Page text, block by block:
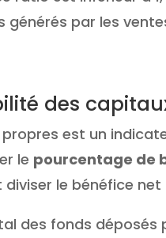
générés par les
des
est un
le pourcentage de
le bénéfice
des fonds déposés